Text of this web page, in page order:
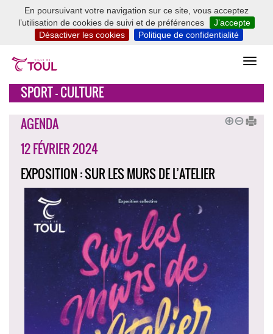
En poursuivant votre navigation sur ce site, vous acceptez
l’utilisation de cookies de suivi et de préférences
J’accepte
Désactiver les cookies
Politique de confidentialité
SPORT - CULTURE
AGENDA
12 FÉVRIER 2024
EXPOSITION : SUR LES MURS DE L’ATELIER